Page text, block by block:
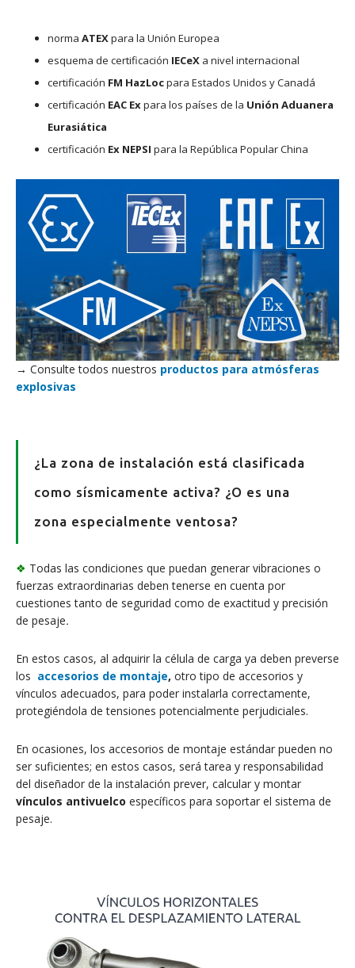
norma ATEXpara la Unión Europea
esquema de certificación IECeX a nivel internacional
certificación FM HazLocpara Estados Unidos y Canadá
certificación EAC Expara los países de la Unión Aduanera
Eurasiática
certificación Ex NEPSI para la República Popular China
→ Consulte todos nuestros productos para atmósferas
explosivas
¿La zona de instalación está clasificada
como sísmicamente activa? ¿O es una
zona especialmente ventosa?
❖ Todas las condiciones que puedan generar vibraciones o
fuerzas extraordinarias deben tenerse en cuenta por
cuestiones tanto de seguridad como de exactitud y precisión
de pesaje.
En estos casos, al adquirir la célula de carga ya deben preverse
los accesorios de montaje, otro tipo de accesorios y
vínculos adecuados, para poder instalarla correctamente,
protegiéndola de tensiones potencialmente perjudiciales.
En ocasiones, los accesorios de montaje estándar pueden no
ser suficientes; en estos casos, será tarea y responsabilidad
del diseñador de la instalación prever, calcular y montar
vínculos antivuelco específicos para soportar el sistema de
pesaje.